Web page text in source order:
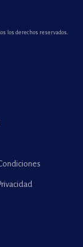
los derechos reservados.